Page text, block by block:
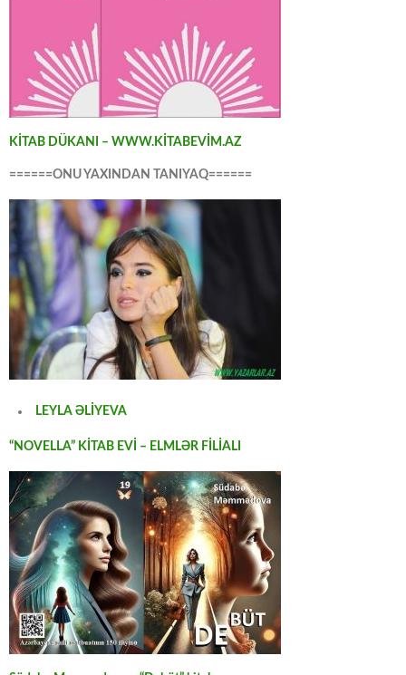
KİTAB DÜKANI – WWW.KİTABEVİM.AZ
======ONU YAXINDAN TANIYAQ======
LEYLA ƏLİYEVA
“NOVELLA” KİTAB EVİ – ELMLƏR FİLİALI